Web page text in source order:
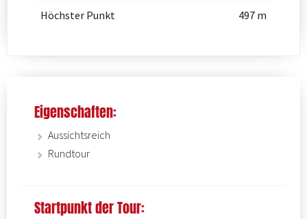
Höchster Punkt
497 m
Eigenschaften:
Aussichtsreich
Rundtour
Startpunkt der Tour: